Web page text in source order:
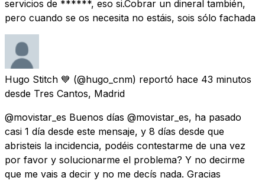
servicios de ******, eso si.Cobrar un dineral también,
pero cuando se os necesita no estáis, sois sólo fachada
Hugo Stitch 💙 (@hugo_cnm) reportó hace 43 minutos
desde Tres Cantos, Madrid
@movistar_es Buenos días @movistar_es, ha pasado
casi 1 día desde este mensaje, y 8 días desde que
abristeis la incidencia, podéis contestarme de una vez
por favor y solucionarme el problema? Y no decirme
que me vais a decir y no me decís nada. Gracias